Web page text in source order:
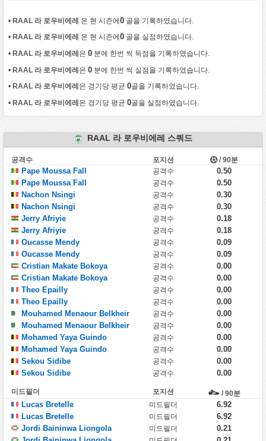
• RAAL 라 로우비에레 은 현 시즌에0골을 기록하였습니다.
• RAAL 라 로우비에레 은 현 시즌에 0골을 실점하였습니다.
• RAAL 라 로우비에레은 0분에 한번 씩 득점을 기록하였습니다.
• RAAL 라 로우비에레은 0분에 한번 씩 실점을 기록하였습니다.
• RAAL 라 로우비에레 은 경기당 평균 0골을 기록하였습니다.
• RAAL 라 로우비에레 은 경기당 평균 0골을 실점하였습니다.
RAAL 라 로우비에레 스쿼드
공격수 포지션 / 90분
Pape Moussa Fall 공격수
0.50
Pape Moussa Fall
공격수
0.50
Nachon Nsingi
공격수
0.30
Nachon Nsingi
공격수
0.30
Jerry Afriyie
공격수
0.18
Jerry Afriyie
공격수
0.18
Oucasse Mendy
공격수
0.09
Oucasse Mendy
공격수
0.09
Cristian Makate Bokoya
공격수
0.00
Cristian Makate Bokoya
공격수
0.00
Theo Epailly
공격수
0.00
Theo Epailly
공격수
0.00
Mouhamed Menaour Belkheir
공격수
0.00
Mouhamed Menaour Belkheir
공격수
0.00
Mohamed Yaya Guindo
공격수
0.00
Mohamed Yaya Guindo
공격수
0.00
Sekou Sidibe
공격수
0.00
Sekou Sidibe
공격수 0.00
미드필더 포지션 / 90분
Lucas Bretelle 미드필더
6.92
Lucas Bretelle
미드필더
6.92
Jordi Baininwa Liongola
미드필더
0.21